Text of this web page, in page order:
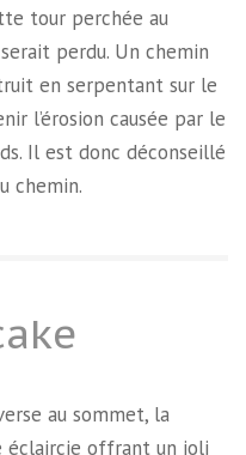
tour perchée au
perdu. Un chemin
en serpentant sur le
l’érosion causée par le
Il est donc déconseillé
chemin.
au sommet, la
éclaircie offrant un joli